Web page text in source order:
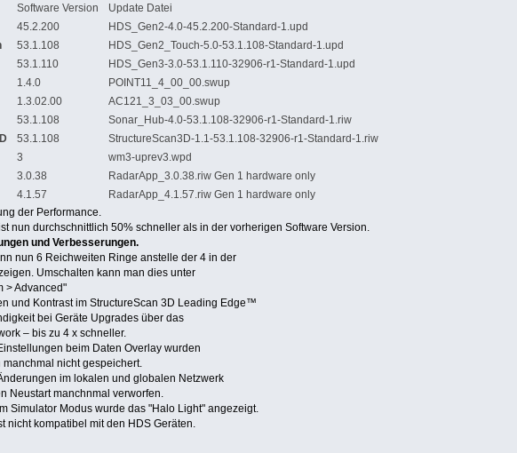
Software Version
Update Datei
45.2.200
HDS_Gen2‐4.0‐45.2.200‐Standard‐1.upd
53.1.108
HDS_Gen2_Touch‐5.0‐53.1.108‐Standard‐1.upd
53.1.110
HDS_Gen3‐3.0‐53.1.110‐32906‐r1‐Standard‐1.upd
1.4.0
POINT11_4_00_00.swup
1.3.02.00
AC121_3_03_00.swup
53.1.108
Sonar_Hub‐4.0‐53.1.108‐32906‐r1‐Standard‐1.riw
53.1.108
StructureScan3D‐1.1‐53.1.108‐32906‐r1‐Standard‐1.riw
3
wm3‐uprev3.wpd
3.0.38
RadarApp_3.0.38.riw Gen 1 hardware only
4.1.57
RadarApp_4.1.57.riw Gen 1 hardware only
der Performance.
nun durchschnittlich 50% schneller als in der vorherigen Software Version.
und Verbesserungen.
nun 6 Reichweiten Ringe anstelle der 4 in der
Umschalten kann man dies unter
> Advanced"
und Kontrast im StructureScan 3D Leading Edge™
bei Geräte Upgrades über das
– bis zu 4 x schneller.
beim Daten Overlay wurden
nicht gespeichert.
im lokalen und globalen Netzwerk
Neustart manchnmal verworfen.
Simulator Modus wurde das "Halo Light" angezeigt.
nicht kompatibel mit den HDS Geräten.